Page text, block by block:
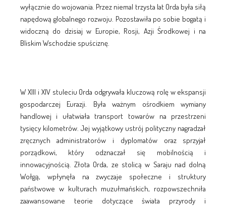
wyłącznie do wojowania. Przez niemal trzysta lat Orda była siłą
napędową globalnego rozwoju. Pozostawiła po sobie bogatą i
widoczną do dzisiaj w Europie, Rosji, Azji Środkowej i na
Bliskim Wschodzie spuściznę.
W XIII i XIV stuleciu Orda odgrywała kluczową rolę w ekspansji
gospodarczej Eurazji. Była ważnym ośrodkiem wymiany
handlowej i ułatwiała transport towarów na przestrzeni
tysięcy kilometrów. Jej wyjątkowy ustrój polityczny nagradzał
zręcznych administratorów i dyplomatów oraz sprzyjał
porządkowi, który odznaczał się mobilnością i
innowacyjnością. Złota Orda, ze stolicą w Saraju nad dolną
Wołgą, wpłynęła na zwyczaje społeczne i struktury
państwowe w kulturach muzułmańskich, rozpowszechniła
zaawansowane teorie dotyczące świata przyrody i